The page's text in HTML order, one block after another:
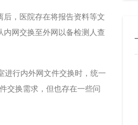
，医院存在将报告资料等文
网交换至外网以备检测人查
进行内外网文件交换时，统一
交换需求，但也存在一些问